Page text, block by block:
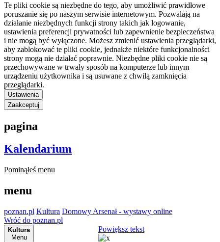
Te pliki cookie są niezbędne do tego, aby umożliwić prawidłowe
poruszanie się po naszym serwisie internetowym. Pozwalają na
działanie niezbędnych funkcji strony takich jak logowanie,
ustawienia preferencji prywatności lub zapewnienie bezpieczeństwa
i nie mogą być wyłączone. Możesz zmienić ustawienia przeglądarki,
aby zablokować te pliki cookie, jednakże niektóre funkcjonalności
strony mogą nie działać poprawnie. Niezbędne pliki cookie nie są
przechowywane w trwały sposób na komputerze lub innym
urządzeniu użytkownika i są usuwane z chwilą zamknięcia
przeglądarki.
Ustawienia
Zaakceptuj
pagina
Kalendarium
Pominąłeś menu
menu
poznan.pl Kultura Domowy Arsenał - wystawy online
Wróć do poznan.pl
Kultura
Menu
Powiększ tekst